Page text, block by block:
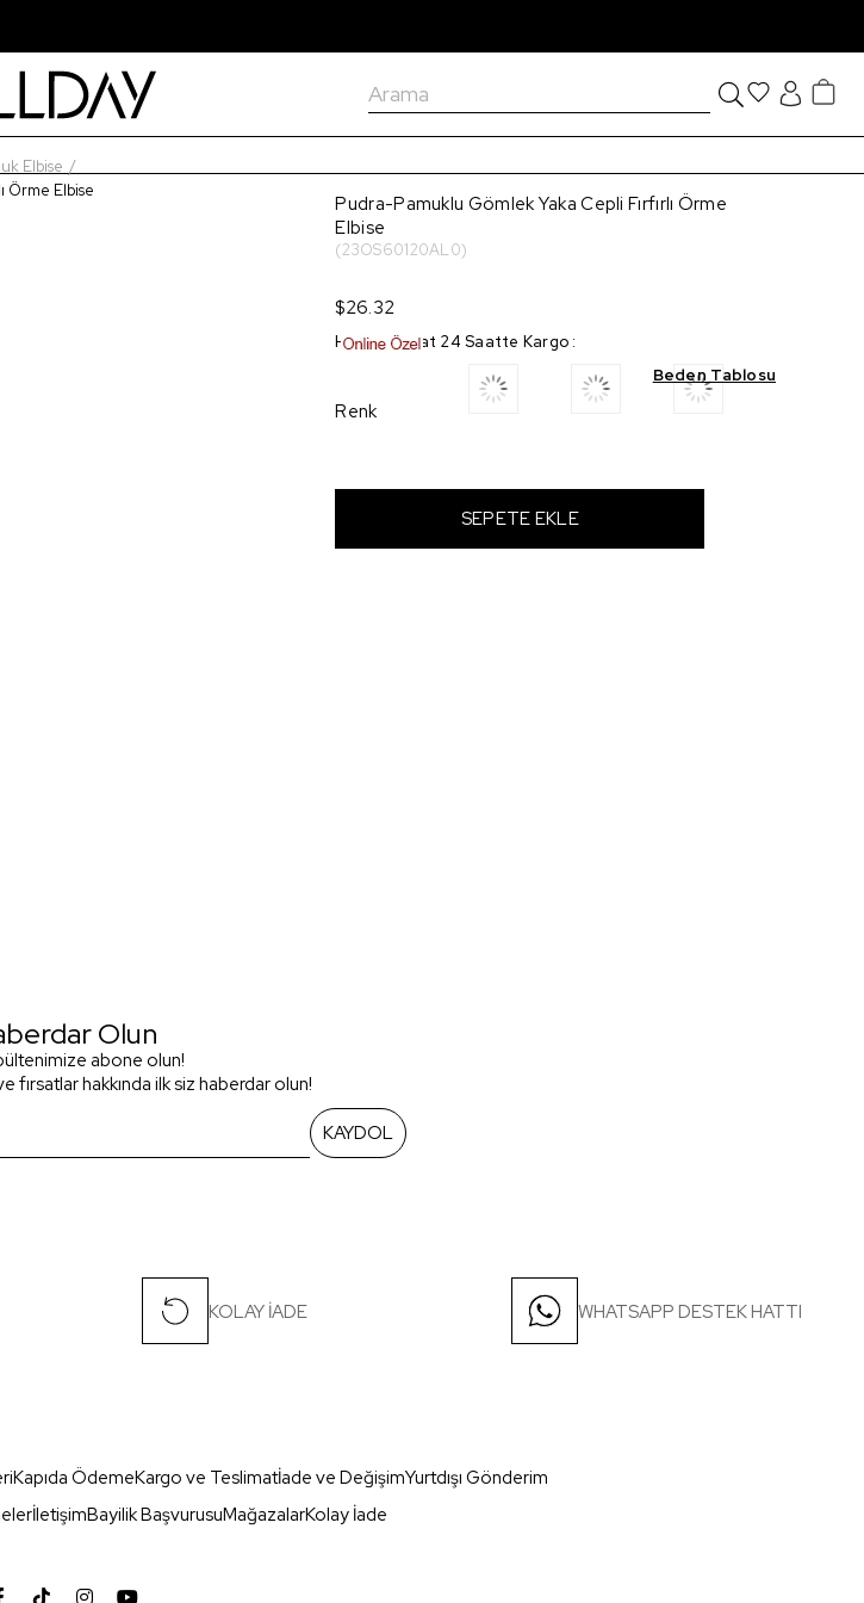
Elbise
Örme Elbise
Pudra-Pamuklu Gömlek Yaka Cepli Fırfırlı Örme
Elbise
(23OS60120AL0)
$26.32
Hızlı Teslimat 24 Saatte Kargo :
Beden Tablosu
Renk
Olun
abone olun!
fırsatlar hakkında ilk siz haberdar olun!
KAYDOL
KOLAY İADE WHATSAPP DESTEK HATTI
Kapıda ÖdemeKargo ve Teslimatİade ve DeğişimYurtdışı Gönderim
İletişimBayilik BaşvurusuMağazalarKolay İade